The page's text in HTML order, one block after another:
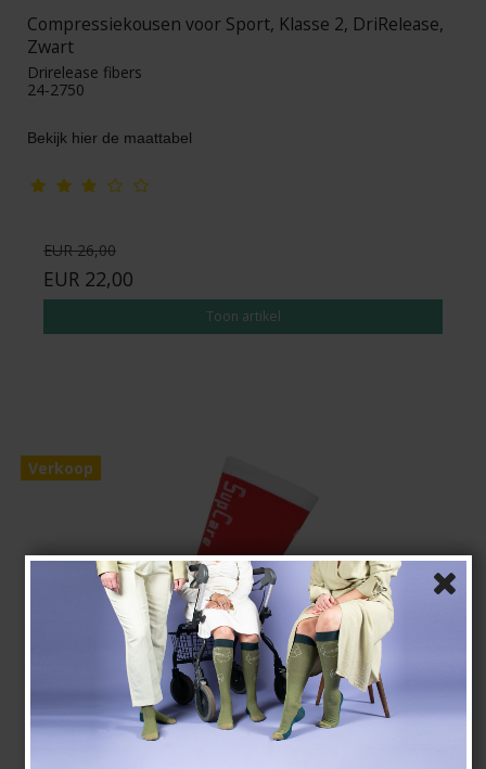
Compressiekousen voor Sport, Klasse 2, DriRelease,
Zwart
Drirelease fibers
24-2750
Bekijk hier de maattabel
EUR 26,00
EUR 22,00
Toon artikel
Verkoop